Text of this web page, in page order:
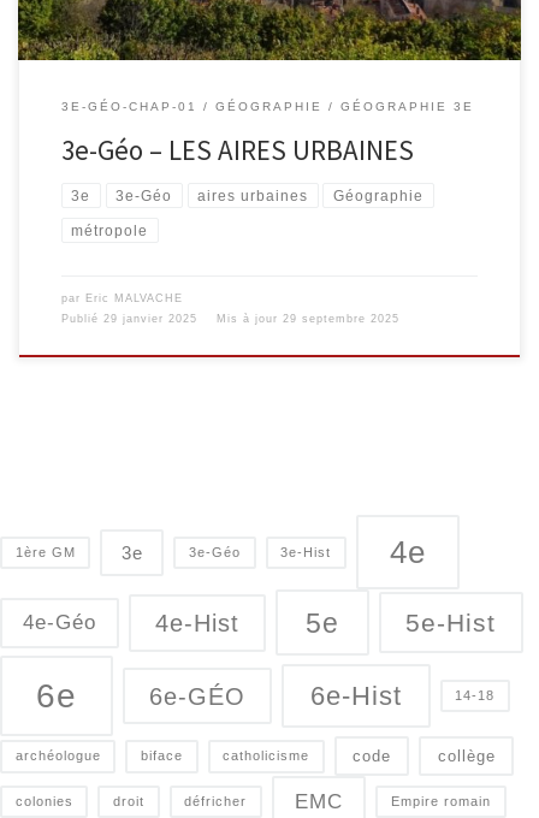
3E-GÉO-CHAP-01 GÉOGRAPHIE GÉOGRAPHIE 3E
3e-Géo – LES AIRES URBAINES
3e 3e-Géo aires urbaines Géographie
métropole
par Eric MALVACHE
Publié 29 janvier 2025 Mis à jour 29 septembre 2025
1ère GM 3e 3e-Géo 3e-Hist 4e
4e-Géo 4e-Hist 5e 5e-Hist
6e 6e-GÉO 6e-Hist 14-18
archéologue biface catholicisme code collège
colonies droit défricher EMC Empire romain